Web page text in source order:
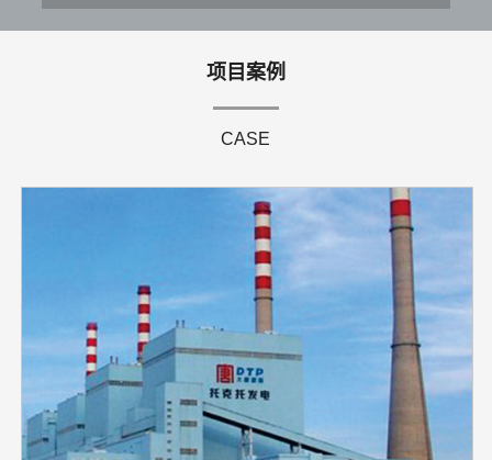
项目案例
CASE